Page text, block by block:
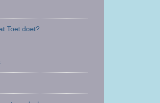
Toet doet?